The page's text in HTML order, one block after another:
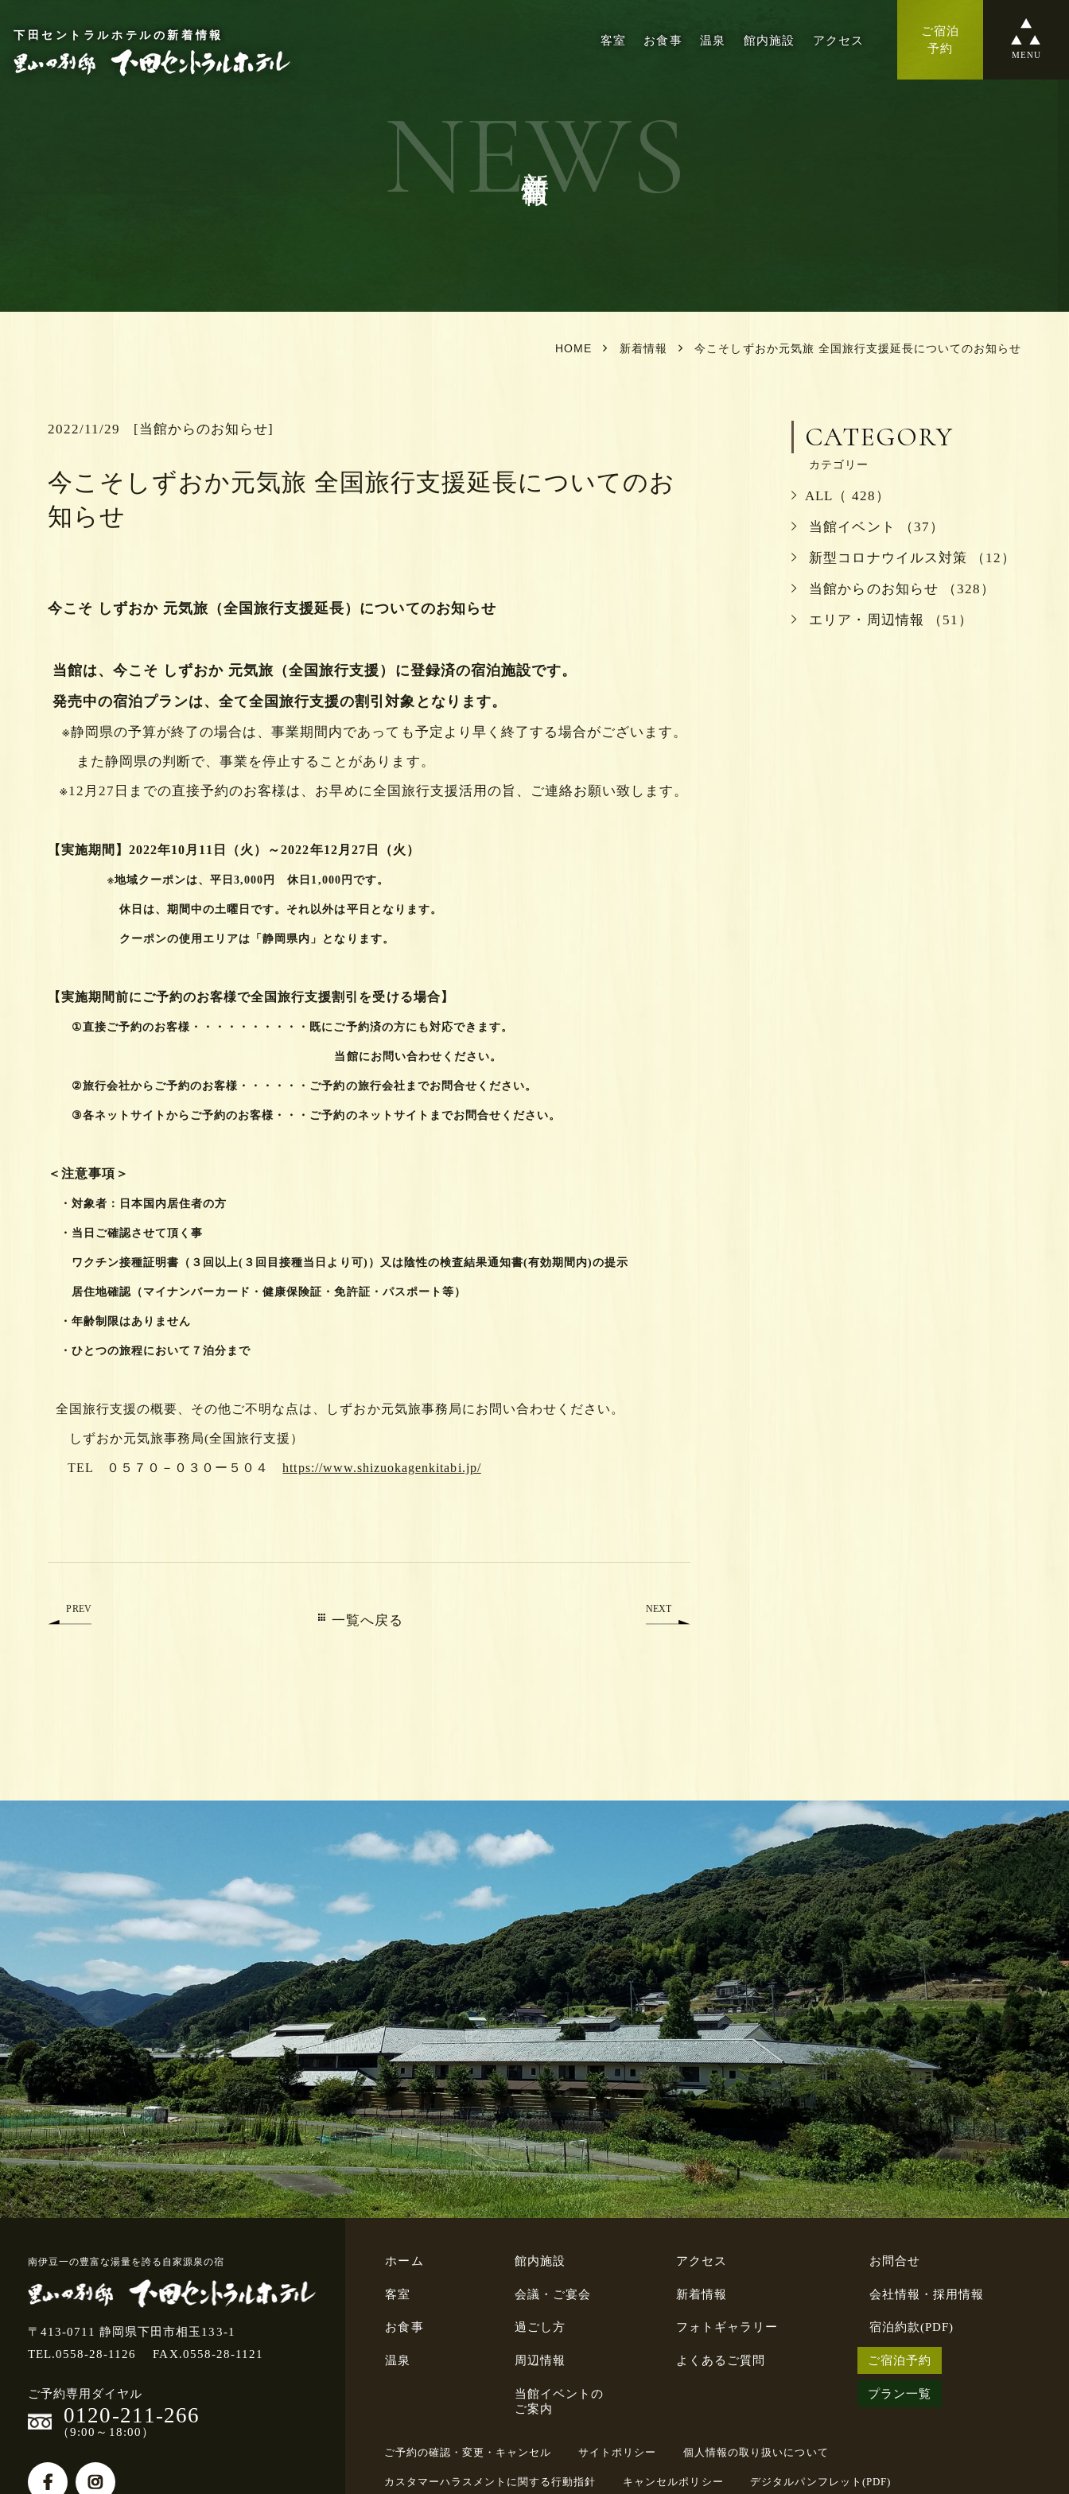
下田セントラルホテルの新着情報 客室 お食事 温泉 館内施設 アクセス
ご宿泊
予約
MENU
新着情報
NEWS
HOME 新着情報 今こそしずおか元気旅 全国旅行支援延長についてのお知らせ
2022/11/29 [当館からのお知らせ]
今こそしずおか元気旅 全国旅行支援延長についてのお
知らせ
今こそ しずおか 元気旅（全国旅行支援延長）についてのお知らせ
当館は、今こそ しずおか 元気旅（全国旅行支援）に登録済の宿泊施設です。
発売中の宿泊プランは、全て全国旅行支援の割引対象となります。
※静岡県の予算が終了の場合は、事業期間内であっても予定より早く終了する場合がございます。
また静岡県の判断で、事業を停止することがあります。
※12月27日までの直接予約のお客様は、お早めに全国旅行支援活用の旨、ご連絡お願い致します。
【実施期間】2022年10月11日（火）～2022年12月27日（火）
※地域クーポンは、平日3,000円 休日1,000円です。
休日は、期間中の土曜日です。それ以外は平日となります。
クーポンの使用エリアは「静岡県内」となります。
【実施期間前にご予約のお客様で全国旅行支援割引を受ける場合】
①直接ご予約のお客様・・・・・・・・・・既にご予約済の方にも対応できます。
当館にお問い合わせください。
②旅行会社からご予約のお客様・・・・・・ご予約の旅行会社までお問合せください。
③各ネットサイトからご予約のお客様・・・ご予約のネットサイトまでお問合せください。
＜注意事項＞
・対象者：日本国内居住者の方
・当日ご確認させて頂く事
ワクチン接種証明書（３回以上(３回目接種当日より可)）⼜は陰性の検査結果通知書(有効期間内)の提示
居住地確認（マイナンバーカード・健康保険証・免許証・パスポート等）
・年齢制限はありません
・ひとつの旅程において７泊分まで
全国旅行支援の概要、その他ご不明な点は、しずおか元気旅事務局にお問い合わせください。
しずおか元気旅事務局(全国旅⾏⽀援）
TEL ０５７０－０３０ー５０４https://www.shizuokagenkitabi.jp/
PREV
一覧へ戻る
NEXT
CATEGORY
カテゴリー
ALL（ 428）
当館イベント （37）
新型コロナウイルス対策 （12）
当館からのお知らせ （328）
エリア・周辺情報 （51）
南伊豆一の豊富な湯量を誇る自家源泉の宿
〒413-0711 静岡県下田市相玉133-1
TEL.0558-28-1126
FAX.0558-28-1121
ご予約専用ダイヤル
0120-211-266
（9:00～18:00）
ホーム
客室
お食事
温泉
館内施設
会議・ご宴会
過ごし方
周辺情報
当館イベントの
ご案内
アクセス
新着情報
フォトギャラリー
よくあるご質問
お問合せ
会社情報・採用情報
宿泊約款(PDF)
ご宿泊予約
プラン一覧
ご予約の確認・変更・キャンセル サイトポリシー 個人情報の取り扱いについて
カスタマーハラスメントに関する行動指針 キャンセルポリシー デジタルパンフレット(PDF)